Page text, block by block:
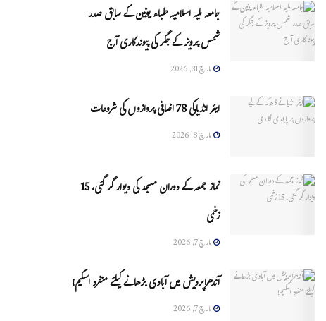
جامعہ ملیہ اسلامیہ طلباء یونین کے سابق صدر
شمس پرویز کے جگر کی پیوندکاری آج
مارچ 31, 2026
ایئر انڈیاکی 78 اضافی پروازوں کی شروعات
مارچ 8, 2026
نماز جمعہ کے دوران مسجد کی دیوار گر گئی، 15
زخمی
مارچ 7, 2026
آندھراپردیش میں آبادی بڑھانے کیلئے منفرد اسکیم!
مارچ 7, 2026